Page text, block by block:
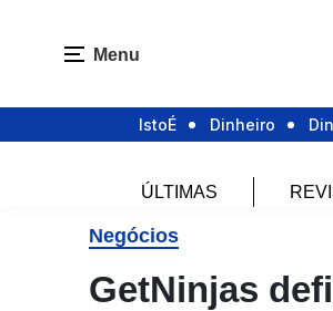
Menu
IstoÉ Dinheiro
ÚLTIMAS
Negócios
GetNinjas